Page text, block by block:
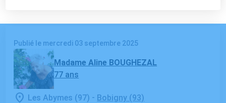
Publié le mercredi 03 septembre 2025
Madame Aline BOUGHEZAL
77 ans
Les Abymes (97) - Bobigny (93)